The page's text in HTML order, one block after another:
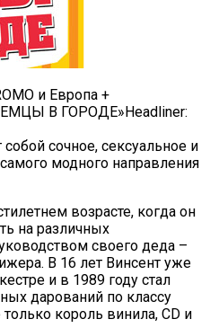
и Европа +
В ГОРОДЕ»Headliner:
сочное, сексуальное и
модного направления
возрасте, когда он
на различных
своего деда –
В 16 лет Винсент уже
и в 1989 году стал
дарований по классу
король винила, CD и